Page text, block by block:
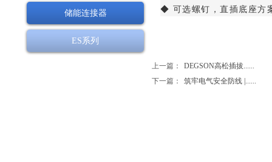
◆ 可选螺钉，直插底座方
上一篇：
DEGSON高松插拔......
下一篇：
筑牢电气安全防线 |......
储能连接器
ES系列